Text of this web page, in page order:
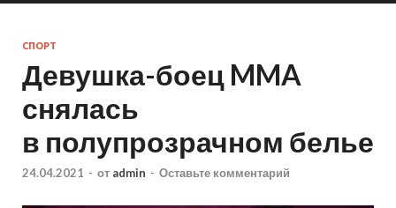
СПОРТ
Девушка-боец MMA
снялась
в полупрозрачном белье
24.04.2021 - от admin - Оставьте комментарий